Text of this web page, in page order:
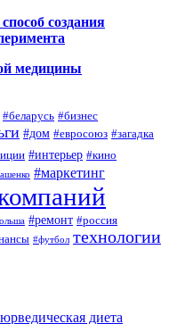
создания
медицины
#беларусь #бизнес
#дом #евросоюз #загадка
#интерьер #кино
#маркетинг
#ремонт #россия
#футбол технологии
диета